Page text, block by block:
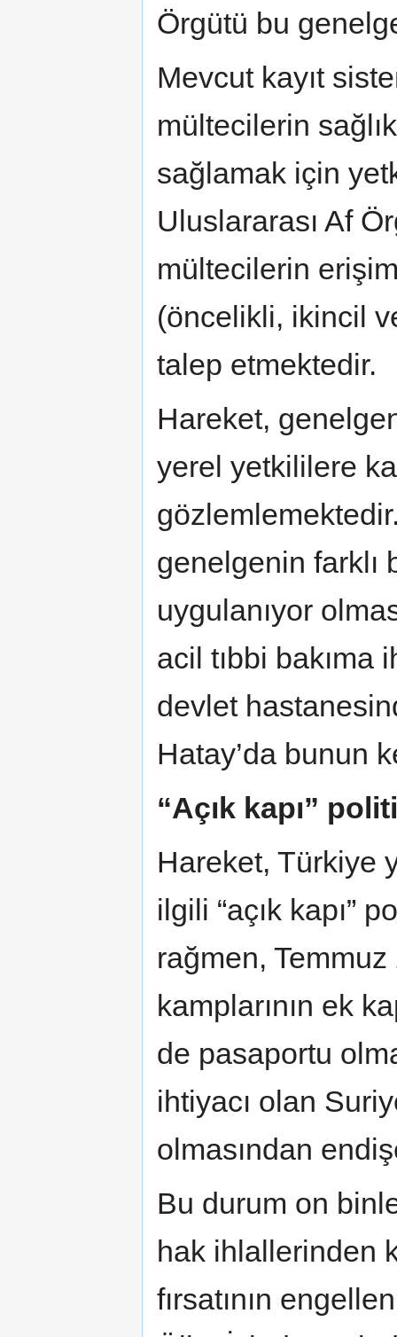
Örgütü bu
Mevcut kayıt
mültecilerin
sağlamak için
Uluslararası Af
mültecilerin
(öncelikli, ikincil
talep etmektedir.
Hareket,
yerel yetkililere
genelgenin farklı
uygulanıyor
acil tıbbi bakıma
devlet
Hatay’da bunun
“Açık kapı”
Hareket, Türkiye
ilgili “açık kapı”
rağmen,
kamplarının ek
de pasaportu
ihtiyacı olan
olmasından
Bu durum on
hak ihlallerinden
fırsatının